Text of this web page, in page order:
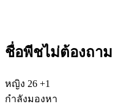
ชื่อพีชไม่ต้องถาม
หญิง 26 +1
กำลังมองหา